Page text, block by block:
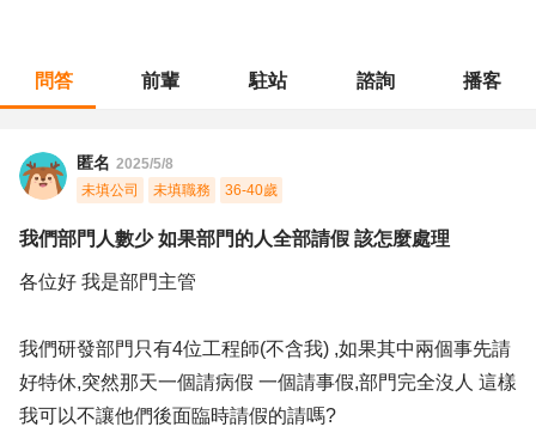
問答 前輩 駐站 諮詢 播客
匿名 2025/5/8
未填公司
未填職務 36-40歲
我們部門人數少 如果部門的人全部請假 該怎麼處理
各位好 我是部門主管
我們研發部門只有4位工程師(不含我) ,如果其中兩個事先請
好特休,突然那天一個請病假 一個請事假,部門完全沒人 這樣
我可以不讓他們後面臨時請假的請嗎?